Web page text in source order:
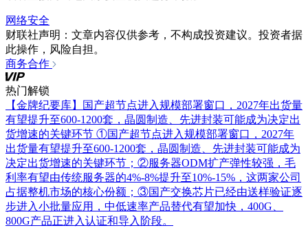
网络安全
财联社声明：文章内容仅供参考，不构成投资建议。投资者据
此操作，风险自担。
商务合作
热门解锁
【金牌纪要库】国产超节点进入规模部署窗口，2027年出货量
有望提升至600-1200套，晶圆制造、先进封装可能成为决定出
货增速的关键环节 ①国产超节点进入规模部署窗口，2027年
出货量有望提升至600-1200套，晶圆制造、先进封装可能成为
决定出货增速的关键环节；②服务器ODM扩产弹性较强，毛
利率有望由传统服务器的4%-8%提升至10%-15%，这两家公司
占据整机市场的核心份额；③国产交换芯片已经由送样验证逐
步进入小批量应用，中低速率产品替代有望加快，400G、
800G产品正进入认证和导入阶段。